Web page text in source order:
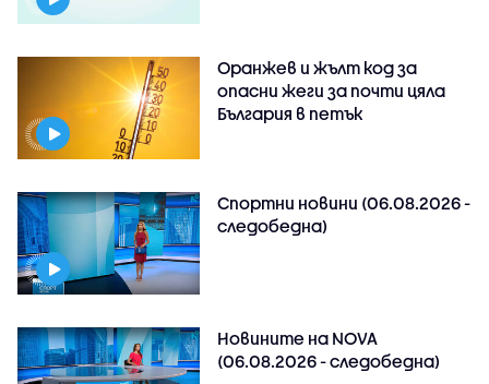
Оранжев и жълт код за
опасни жеги за почти цяла
България в петък
Спортни новини (06.08.2026 -
следобедна)
Новините на NOVA
(06.08.2026 - следобедна)